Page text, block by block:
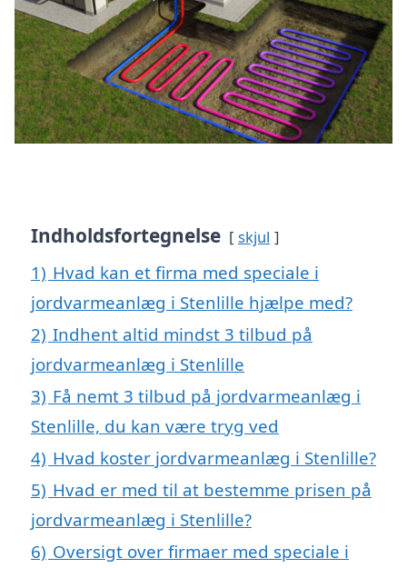
Indholdsfortegnelse skjul
1) Hvad kan et firma med speciale i
jordvarmeanlæg i Stenlille hjælpe med?
2) Indhent altid mindst 3 tilbud på
jordvarmeanlæg i Stenlille
3) Få nemt 3 tilbud på jordvarmeanlæg i
Stenlille, du kan være tryg ved
4) Hvad koster jordvarmeanlæg i Stenlille?
5) Hvad er med til at bestemme prisen på
jordvarmeanlæg i Stenlille?
6) Oversigt over firmaer med speciale i